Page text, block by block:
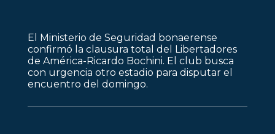
El Ministerio de Seguridad bonaerense
confirmó la clausura total del Libertadores
de América-Ricardo Bochini. El club busca
con urgencia otro estadio para disputar el
encuentro del domingo.